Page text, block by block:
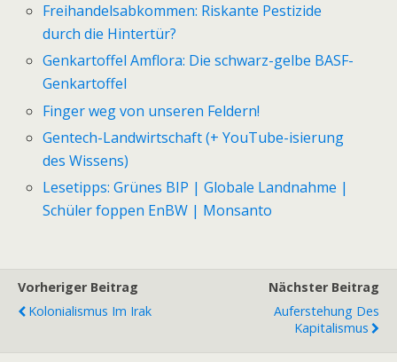
Freihandelsabkommen: Riskante Pestizide
durch die Hintertür?
Genkartoffel Amflora: Die schwarz-gelbe BASF-
Genkartoffel
Finger weg von unseren Feldern!
Gentech-Landwirtschaft (+ YouTube-isierung
des Wissens)
Lesetipps: Grünes BIP | Globale Landnahme |
Schüler foppen EnBW | Monsanto
Vorheriger Beitrag
Kolonialismus Im Irak
Nächster Beitrag
Auferstehung Des
Kapitalismus